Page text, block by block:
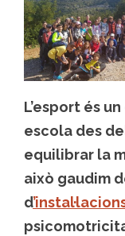
L’esport és
escola des
equilibrar la
això gaudim
d